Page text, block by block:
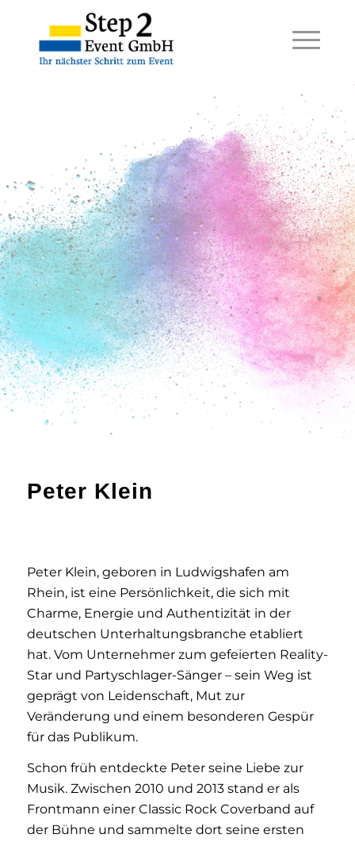
Peter Klein
Peter Klein, geboren in Ludwigshafen am
Rhein, ist eine Persönlichkeit, die sich mit
Charme, Energie und Authentizität in der
deutschen Unterhaltungsbranche etabliert
hat. Vom Unternehmer zum gefeierten Reality-
Star und Partyschlager-Sänger – sein Weg ist
geprägt von Leidenschaft, Mut zur
Veränderung und einem besonderen Gespür
für das Publikum.
Schon früh entdeckte Peter seine Liebe zur
Musik. Zwischen 2010 und 2013 stand er als
Frontmann einer Classic Rock Coverband auf
der Bühne und sammelte dort seine ersten